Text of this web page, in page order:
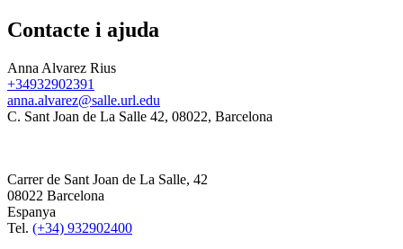
Contacte i ajuda
Anna Alvarez Rius
+34932902391
anna.alvarez@salle.url.edu
C. Sant Joan de La Salle 42, 08022, Barcelona
Carrer de Sant Joan de La Salle, 42
08022 Barcelona
Espanya
Tel. (+34) 932902400